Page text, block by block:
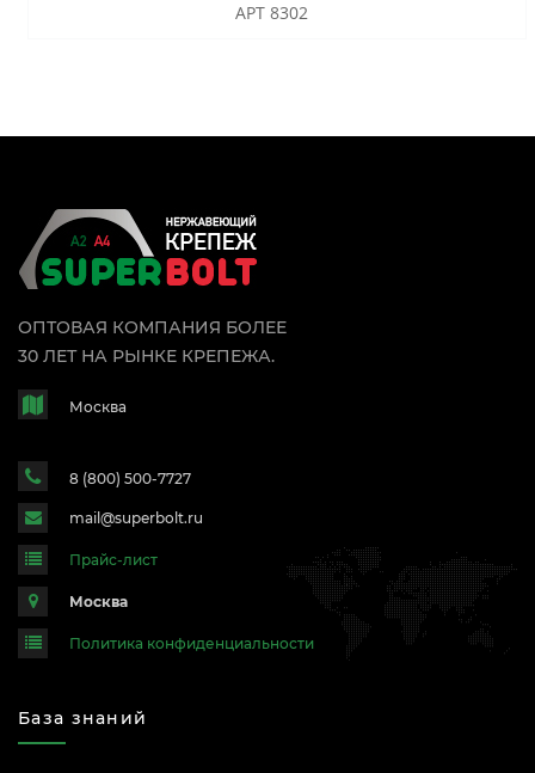
АРТ 8302
ОПТОВАЯ КОМПАНИЯ БОЛЕЕ
30 ЛЕТ НА РЫНКЕ КРЕПЕЖА.
Москва
8 (800) 500-7727
mail@superbolt.ru
Прайс-лист
Москва
Политика конфиденциальности
База знаний